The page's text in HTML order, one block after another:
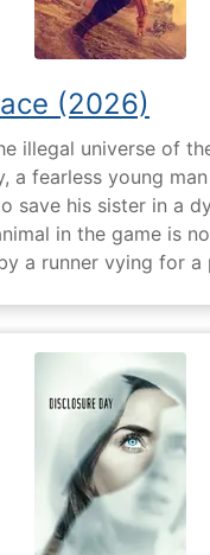
(2026)
illegal universe of
a fearless young
save his sister in a
in the game is
a runner vying for a